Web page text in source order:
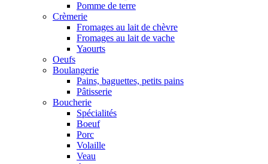
Pomme de terre
Crèmerie
Fromages au lait de chèvre
Fromages au lait de vache
Yaourts
Oeufs
Boulangerie
Pains, baguettes, petits pains
Pâtisserie
Boucherie
Spécialités
Boeuf
Porc
Volaille
Veau